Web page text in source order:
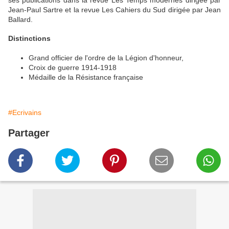
Jean-Paul Sartre et la revue Les Cahiers du Sud dirigée par Jean
Ballard.
Distinctions
Grand officier de l'ordre de la Légion d'honneur,
Croix de guerre 1914-1918
Médaille de la Résistance française
#Ecrivains
Partager